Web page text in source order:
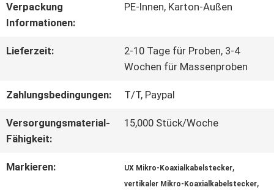
MIT
UNS
NEUIGKEITEN
RECHTSSACHEN
Verpackung
Informationen:
PE-Innen, Karton-Außen
Lieferzeit:
2-10 Tage für Proben, 3-4
Wochen für Massenproben
Zahlungsbedingungen: T/T, Paypal
Versorgungsmaterial-
Fähigkeit:
15,000 Stück/Woche
Markieren: UX Mikro-Koaxialkabelstecker,
vertikaler Mikro-Koaxialkabelstecker,